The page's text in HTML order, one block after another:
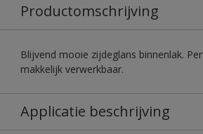
Productomschrijving
Blijvend mooie zijdeglans binnenlak.
makkelijk verwerkbaar.
Applicatie beschrijving